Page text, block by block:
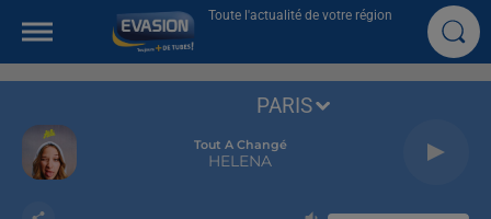
Toute l'actualité de votre région
Tout A Changé
HELENA
PARIS